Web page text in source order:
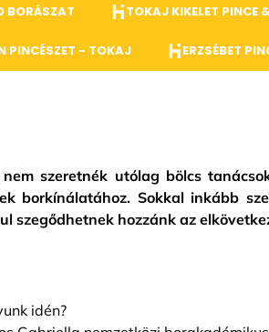
BORÁSZAT TOKAJ KIKELET PINCE
PINCÉSZET - TOKAJ ERZSÉBET
nem szeretnék utólag bölcs
borkínálatához. Sokkal inkább
szegődhetnek hozzánk az
idén?